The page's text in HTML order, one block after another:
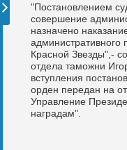
"Постановлением
совершение
назначено
Красной Звезды",-
отдела таможни
вступления
орден передан на
Управление
наградам".